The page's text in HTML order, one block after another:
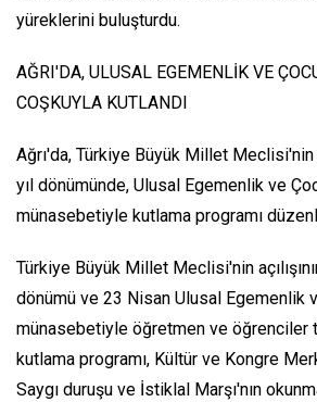
yüreklerini buluşturdu.
AĞRI'DA, ULUSAL EGEMENLİK VE
COŞKUYLA KUTLANDI
Ağrı'da, Türkiye Büyük Millet Meclisi'nin
yıl dönümünde, Ulusal Egemenlik ve
münasebetiyle kutlama programı
Türkiye Büyük Millet Meclisi'nin
dönümü ve 23 Nisan Ulusal Egemenlik
münasebetiyle öğretmen ve öğrenciler
kutlama programı, Kültür ve Kongre
Saygı duruşu ve İstiklal Marşı'nın